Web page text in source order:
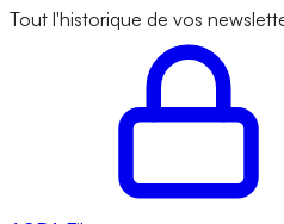
Tout l'historique de vos